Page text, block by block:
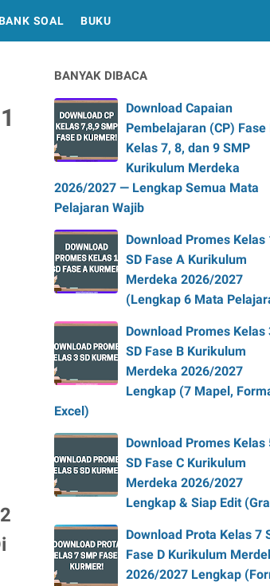
SOAL BUKU
BANYAK DIBACA
Download Capaian
Pembelajaran (CP) Fase
Kelas 7, 8, dan 9 SMP
Kurikulum Merdeka
2026/2027 — Lengkap Semua Mata
Pelajaran Wajib
Download Promes Kelas
SD Fase A Kurikulum
Merdeka 2026/2027
(Lengkap 6 Mata
Download Promes Kelas
SD Fase B Kurikulum
Merdeka 2026/2027
Lengkap (7 Mapel,
Excel)
Download Promes Kelas
SD Fase C Kurikulum
Merdeka 2026/2027
Lengkap & Siap Edit
Download Prota Kelas 7
Fase D Kurikulum
2026/2027 Lengkap